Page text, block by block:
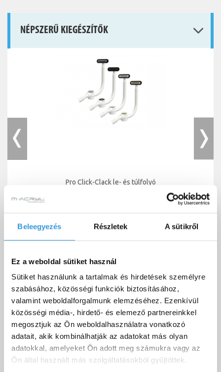
Beleegyezés Részletek A sütikről
Ez a weboldal sütiket használ
Sütiket használunk a tartalmak és hirdetések személyre
szabásához, közösségi funkciók biztosításához,
valamint weboldalforgalmunk elemzéséhez. Ezenkívül
közösségi média-, hirdető- és elemező partnereinkkel
megosztjuk az Ön weboldalhasználatra vonatkozó
adatait, akik kombinálhatják az adatokat más olyan
adatokkal, amelyeket Ön adott meg számukra vagy az
Ön által használt más szolgáltatásokból gyűjtöttek.
NÉPSZERŰ KIEGÉSZÍTŐK
Pro Click-Clack le- és túlfolyó
Letölthető dokumentumok
Sabina Pro le- és túlfolyó beépítési
útmutató
Letöltés
Sabina Pro egyenes kád
teljesítménynyilatkozat
Letöltés